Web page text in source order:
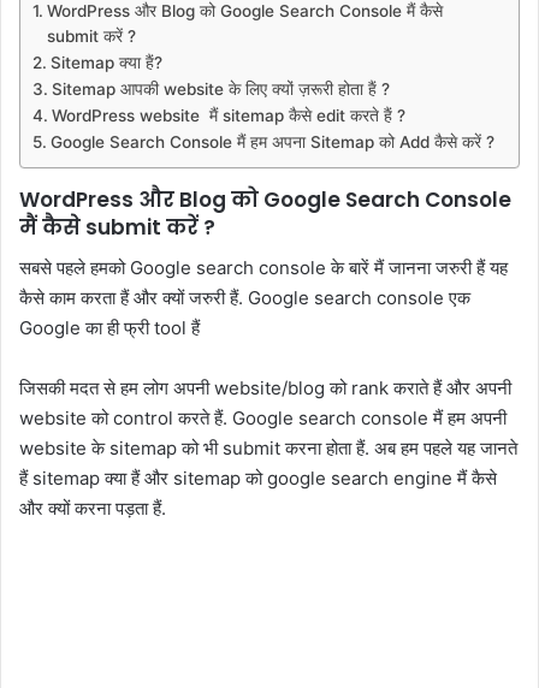
WordPress और Blog को Google Search Console मैं कैसे
submit करें ?
Sitemap क्या हैं?
Sitemap आपकी website के लिए क्यों ज़रूरी होता हैं ?
WordPress website मैं sitemap कैसे edit करते हैं ?
Google Search Console मैं हम अपना Sitemap को Add कैसे करें ?
WordPress और Blog को Google Search Console
मैं कैसे submit करें ?
सबसे पहले हमको Google search console के बारें मैं जानना जरुरी हैं यह
कैसे काम करता हैं और क्यों जरुरी हैं. Google search console एक
Google का ही फ्री tool हैं
जिसकी मदत से हम लोग अपनी website/blog को rank कराते हैं और अपनी
website को control करते हैं. Google search console मैं हम अपनी
website के sitemap को भी submit करना होता हैं. अब हम पहले यह जानते
हैं sitemap क्या हैं और sitemap को google search engine मैं कैसे
और क्यों करना पड़ता हैं.